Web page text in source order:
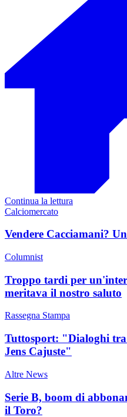
Continua la lettura
Calciomercato
Vendere Cacciamani?
Columnist
Troppo tardi per
meritava il nostro saluto
Rassegna Stampa
Tuttosport: "Dialoghi
Jens Cajuste"
Altre News
Serie B, boom di
il Toro?